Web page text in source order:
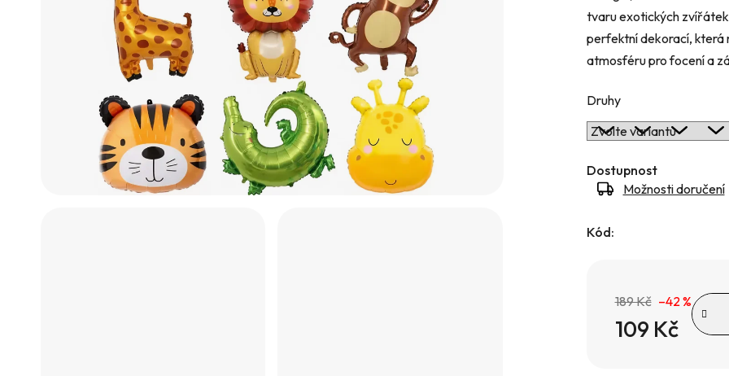
hvězdiček.
tvaru exotických
perfektní dekorací, která
atmosféru pro focení a
Druhy
Dostupnost
Možnosti doručení
Kód:
189 Kč –42 %
109 Kč